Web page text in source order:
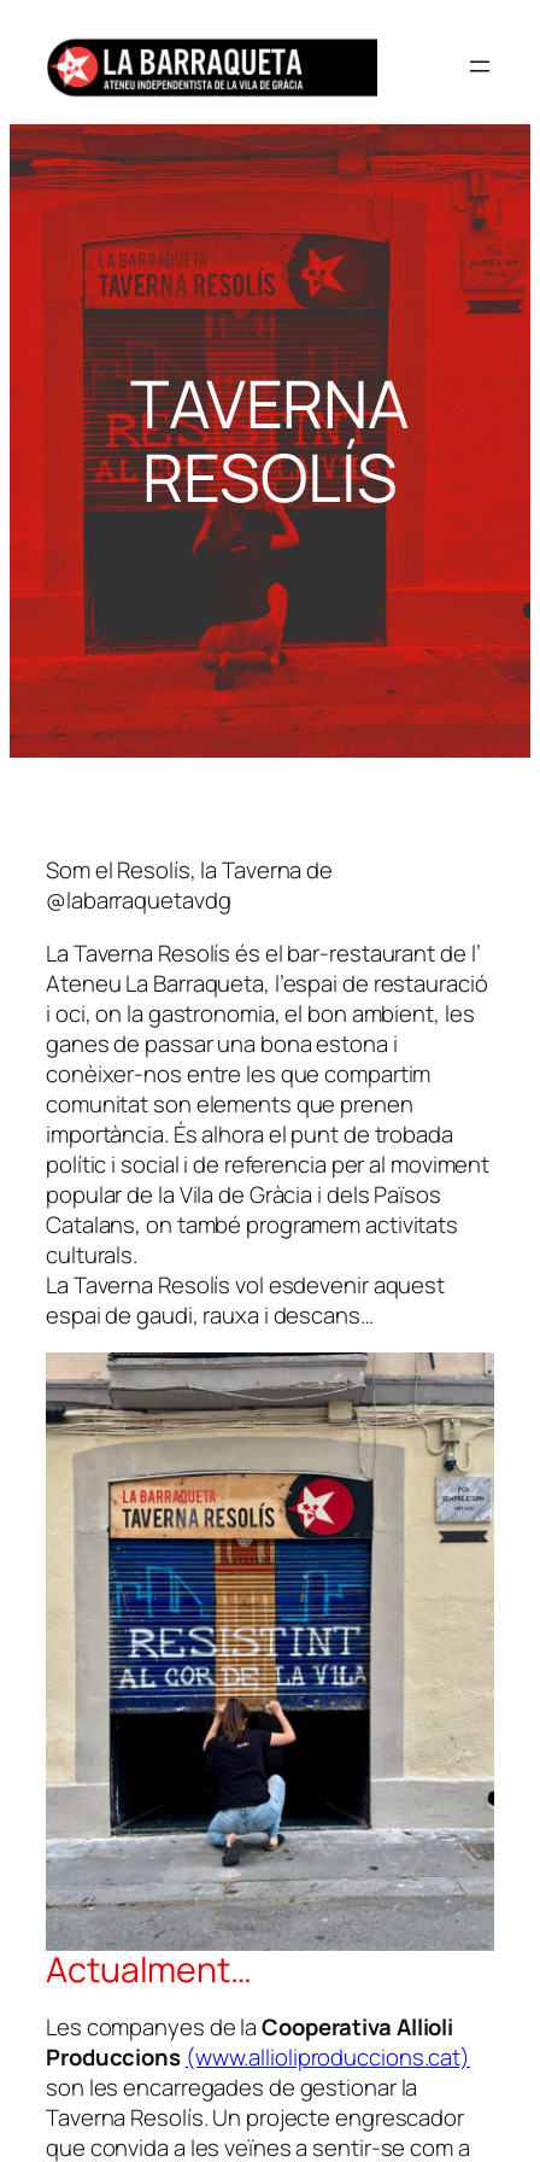
contingut
TAVERNA
RESOLÍS
Som el Resolís, la Taverna de
@labarraquetavdg
La Taverna Resolís és el bar-restaurant de l’
Ateneu La Barraqueta, l’espai de restauració
i oci, on la gastronomia, el bon ambient, les
ganes de passar una bona estona i
conèixer-nos entre les que compartim
comunitat son elements que prenen
importància. És alhora el punt de trobada
polític i social i de referencia per al moviment
popular de la Vila de Gràcia i dels Països
Catalans, on també programem activitats
culturals.
La Taverna Resolís vol esdevenir aquest
espai de gaudi, rauxa i descans…
Actualment…
Les companyes de laCooperativa Allioli
Produccions (www.allioliproduccions.cat)
son les encarregades de gestionar la
Taverna Resolís. Un projecte engrescador
que convida a les veïnes a sentir-se com a